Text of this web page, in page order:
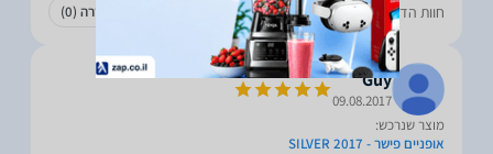
חוות הדעת עזרה לכם? לא עזרה (0)
Guy
09.08.2017
מוצר שנרכש:
אופניים פישר - SILVER 2017